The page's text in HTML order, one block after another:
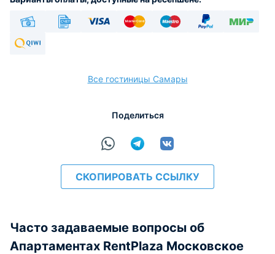
Наличные
Все гостиницы Самары
Поделиться
СКОПИРОВАТЬ ССЫЛКУ
Часто задаваемые вопросы об
Апартаментах RentPlaza Московское